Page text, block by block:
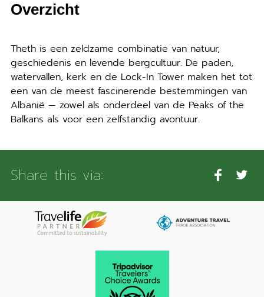
Overzicht
Theth is een zeldzame combinatie van natuur,
geschiedenis en levende bergcultuur. De paden,
watervallen, kerk en de Lock-In Tower maken het tot
een van de meest fascinerende bestemmingen van
Albanië — zowel als onderdeel van de Peaks of the
Balkans als voor een zelfstandig avontuur.
Share this via: